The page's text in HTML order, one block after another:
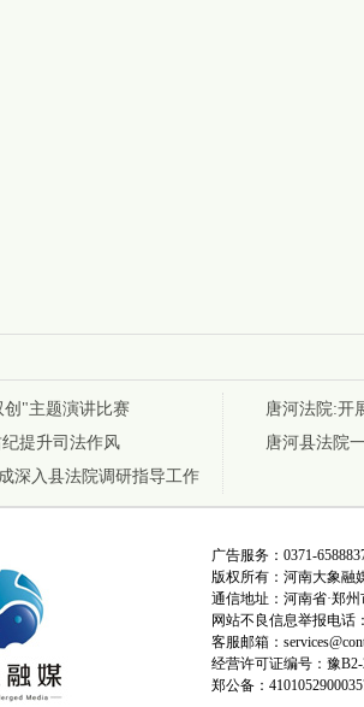
"主题演讲比赛
提升司法作风
深入县法院调研指导工作
唐河法院:开
唐河县法院
广告服务：0371-
版权所有：河南大象融
通信地址：河南省·郑州
网站不良信息举报电话
客服邮箱：
经营许可证编号：豫
郑公备：